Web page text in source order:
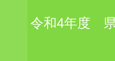
令和4年度